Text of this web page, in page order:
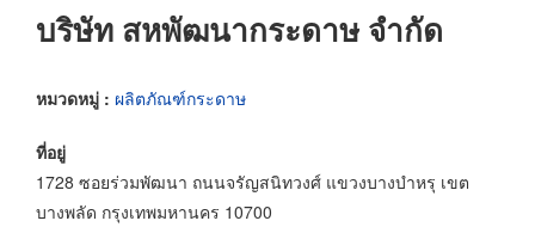
บริษัท สหพัฒนากระดาษ จำกัด
หมวดหมู่ : ผลิตภัณฑ์กระดาษ
ที่อยู่
1728 ซอยร่วมพัฒนา ถนนจรัญสนิทวงศ์ แขวงบางบำหรุ เขต
บางพลัด กรุงเทพมหานคร 10700